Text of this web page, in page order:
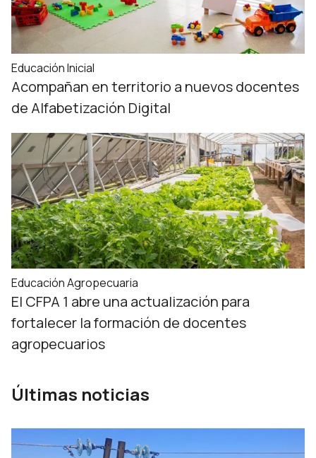
Educación Inicial
Acompañan en territorio a nuevos docentes
de Alfabetización Digital
Educación Agropecuaria
El CFPA 1 abre una actualización para
fortalecer la formación de docentes
agropecuarios
Últimas noticias